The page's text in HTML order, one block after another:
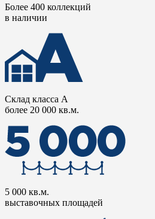
Более 400 коллекций
в наличии
Склад класса А
более 20 000 кв.м.
5 000 кв.м.
выставочных площадей